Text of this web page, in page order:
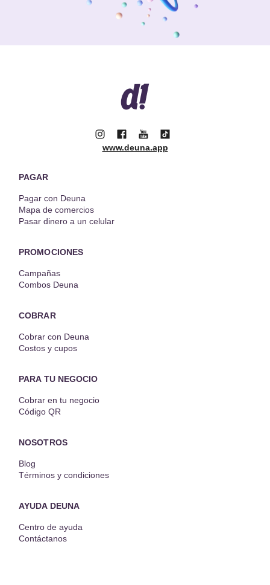
www.deuna.app
PAGAR
Pagar con Deuna
Mapa de comercios
Pasar dinero a un celular
PROMOCIONES
Campañas
Combos Deuna
COBRAR
Cobrar con Deuna
Costos y cupos
PARA TU NEGOCIO
Cobrar en tu negocio
Código QR
NOSOTROS
Blog
Términos y condiciones
AYUDA DEUNA
Centro de ayuda
Contáctanos